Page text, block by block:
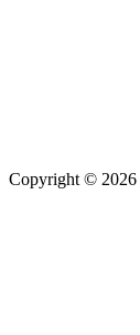
Copyright © 2026